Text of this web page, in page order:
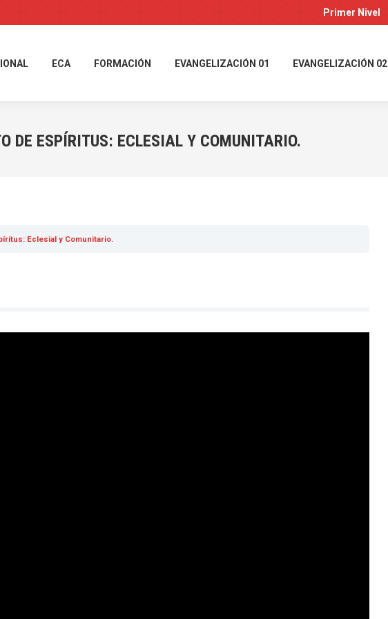
Primer Nivel
ECA FORMACIÓN EVANGELIZACIÓN 01 EVANGELIZACIÓN 02
DE ESPÍRITUS: ECLESIAL Y COMUNITARIO.
Eclesial y Comunitario.